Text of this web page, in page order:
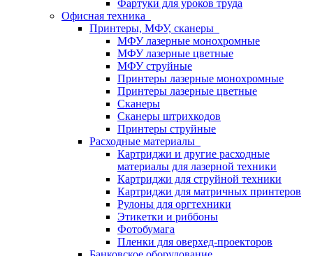
Фартуки для уроков труда
Офисная техника
Принтеры, МФУ, сканеры
МФУ лазерные монохромные
МФУ лазерные цветные
МФУ струйные
Принтеры лазерные монохромные
Принтеры лазерные цветные
Сканеры
Сканеры штрихкодов
Принтеры струйные
Расходные материалы
Картриджи и другие расходные
материалы для лазерной техники
Картриджи для струйной техники
Картриджи для матричных принтеров
Рулоны для оргтехники
Этикетки и риббоны
Фотобумага
Пленки для оверхед-проекторов